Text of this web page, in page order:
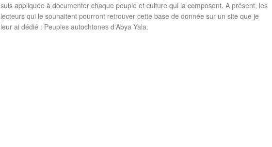
suis appliquée à documenter chaque peuple et culture qui la composent. A présent, les
lecteurs qui le souhaitent pourront retrouver cette base de donnée sur un site que je
leur ai dédié : Peuples autochtones d'Abya Yala.